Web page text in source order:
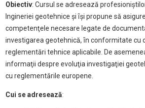
Obiectiv: Cursul se adresează
Ingineriei geotehnice și ȋși propune să
competenţele necesare legate de
investigarea geotehnică, ȋn conformitate cu
reglementări tehnice aplicabile. De
informaţii despre evoluţia investigaţiei
cu reglementările europene.
Cui se adresează: